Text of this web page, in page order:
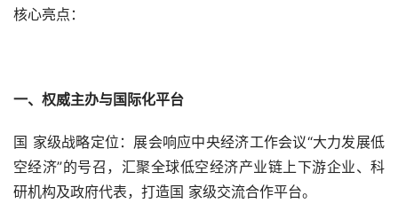
核心亮点：
一、权威主办与国际化平台
国 家级战略定位：展会响应中央经济工作会议“大力发展低
空经济”的号召，汇聚全球低空经济产业链上下游企业、科
研机构及政府代表，打造国 家级交流合作平台。